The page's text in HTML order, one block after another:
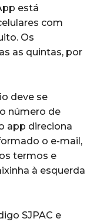
está
com
Os
as quintas, por
deve se
número de
app direciona
o e-mail,
termos e
à esquerda
SJPAC e